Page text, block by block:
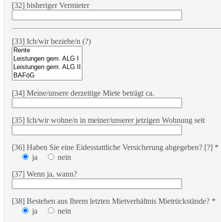
[32] bisheriger Vermieter
[33] Ich/wir beziehe/n (?)
[34] Meine/unsere derzeitige Miete beträgt ca.
[35] Ich/wir wohne/n in meiner/unserer jetzigen Wohnung seit
[36] Haben Sie eine Eidesstattliche Versicherung abgegeben? [?] *
ja
nein
[37] Wenn ja, wann?
[38] Bestehen aus Ihrem letzten Mietverhältnis Mietrückstände? *
ja
nein